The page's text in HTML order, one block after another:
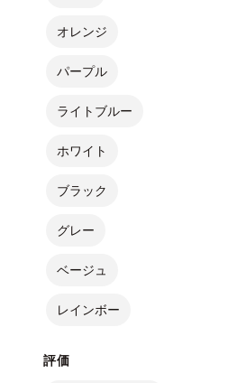
オレンジ
パープル
ライトブルー
ホワイト
ブラック
グレー
ベージュ
レインボー
評価